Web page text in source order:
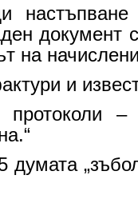
документ
на
и
протоколи
думата